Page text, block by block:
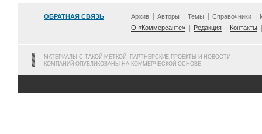
ОБРАТНАЯ СВЯЗЬ Архив Авторы Темы Справочники
О «Коммерсанте»
Редакция Контакты
МАТЕРИАЛЫ С ТАКОЙ МЕТКОЙ, ПАРТНЕРСКИЕ ПРОЕКТЫ И НОВОСТИ
КОМПАНИЙ ОПУБЛИКОВАНЫ НА КОММЕРЧЕСКОЙ ОСНОВЕ